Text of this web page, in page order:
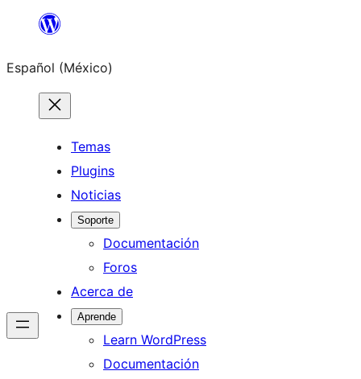
Saltar
contenido
Español (México)
Temas
Plugins
Noticias
Soporte
Documentación
Foros
Acerca de
Aprende
Learn WordPress
Documentación